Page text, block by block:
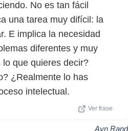
No es tan fácil
una tarea muy difícil: la
E implica la necesidad
diferentes y muy
que quieres decir?
¿Realmente lo has
intelectual.
Ver frase
Ayn Rand